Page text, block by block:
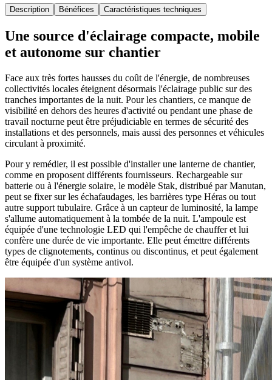
Description Bénéfices Caractéristiques techniques
Une source d'éclairage compacte, mobile
et autonome sur chantier
Face aux très fortes hausses du coût de l'énergie, de nombreuses
collectivités locales éteignent désormais l'éclairage public sur des
tranches importantes de la nuit. Pour les chantiers, ce manque de
visibilité en dehors des heures d'activité ou pendant une phase de
travail nocturne peut être préjudiciable en termes de sécurité des
installations et des personnels, mais aussi des personnes et véhicules
circulant à proximité.
Pour y remédier, il est possible d'installer une lanterne de chantier,
comme en proposent différents fournisseurs. Rechargeable sur
batterie ou à l'énergie solaire, le modèle Stak, distribué par Manutan,
peut se fixer sur les échafaudages, les barrières type Héras ou tout
autre support tubulaire. Grâce à un capteur de luminosité, la lampe
s'allume automatiquement à la tombée de la nuit. L'ampoule est
équipée d'une technologie LED qui l'empêche de chauffer et lui
confère une durée de vie importante. Elle peut émettre différents
types de clignotements, continus ou discontinus, et peut également
être équipée d'un système antivol.